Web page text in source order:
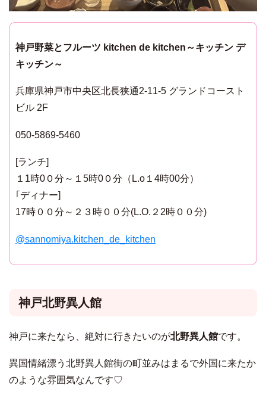
神戸野菜とフルーツ kitchen de kitchen～キッチン デ
キッチン～
兵庫県神戸市中央区北長狭通2-11-5 グランドコースト
ビル 2F
050-5869-5460
[ランチ]
１1時0０分～１5時0０分（L.o１4時00分）
｢ディナー]
17時００分～２３時００分(L.O.２2時００分)
@sannomiya.kitchen_de_kitchen
神戸北野異人館
神戸に来たなら、絶対に行きたいのが北野異人館です。
異国情緒漂う北野異人館街の町並みはまるで外国に来たか
のような雰囲気なんです♡